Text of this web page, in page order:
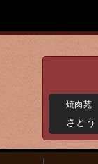
焼肉苑
さとう